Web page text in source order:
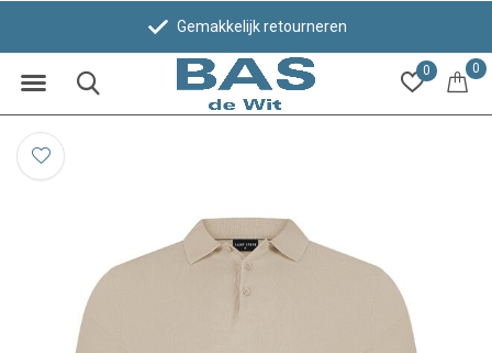
0 0
Gemakkelijk retourneren